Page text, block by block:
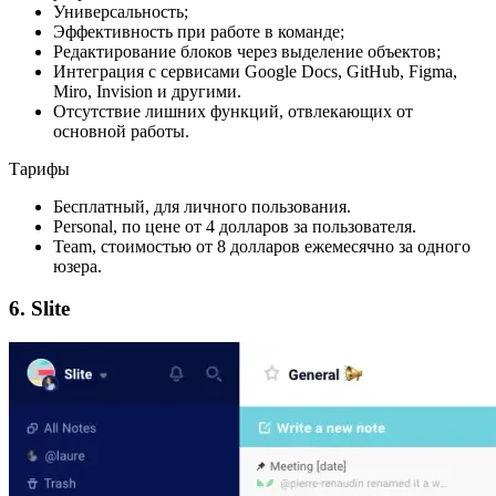
Универсальность;
Эффективность при работе в команде;
Редактирование блоков через выделение объектов;
Интеграция с сервисами Google Docs, GitHub, Figma,
Miro, Invision и другими.
Отсутствие лишних функций, отвлекающих от
основной работы.
Тарифы
Бесплатный, для личного пользования.
Personal, по цене от 4 долларов за пользователя.
Team, стоимостью от 8 долларов ежемесячно за одного
юзера.
6. Slite